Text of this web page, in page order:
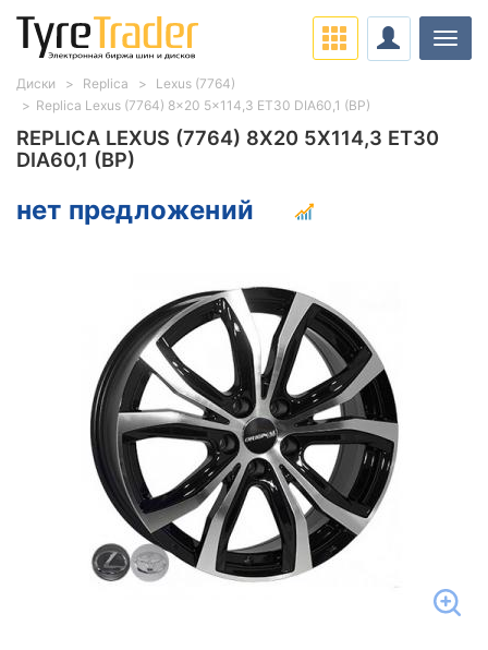
REPLICA LEXUS (7764) 8X20 5X114,3 ET30
DIA60,1 (BP)
нет предложений
Диски Replica
Lexus (7764)
Replica Lexus (7764) 8x20 5x114,3 ET30 DIA60,1 (BP)